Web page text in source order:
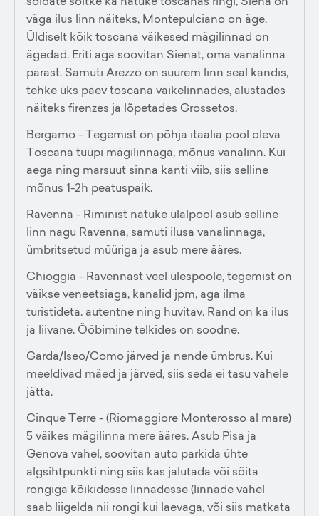
väga ilus linn näiteks, Montepulciano on äge.
Üldiselt kõik toscana väikesed mägilinnad on
ägedad. Eriti aga soovitan Sienat, oma vanalinna
pärast. Samuti Arezzo on suurem linn seal kandis,
tehke üks päev toscana väikelinnades, alustades
näiteks firenzes ja lõpetades Grossetos.
Bergamo - Tegemist on põhja itaalia pool oleva
Toscana tüüpi mägilinnaga, mõnus vanalinn. Kui
aega ning marsuut sinna kanti viib, siis selline
mõnus 1-2h peatuspaik.
Ravenna - Riminist natuke ülalpool asub selline
linn nagu Ravenna, samuti ilusa vanalinnaga,
ümbritsetud müüriga ja asub mere ääres.
Chioggia - Ravennast veel ülespoole, tegemist on
väikse veneetsiaga, kanalid jpm, aga ilma
turistideta. autentne ning huvitav. Rand on ka ilus
ja liivane. Ööbimine telkides on soodne.
Garda/Iseo/Como järved ja nende ümbrus. Kui
meeldivad mäed ja järved, siis seda ei tasu vahele
jätta.
Cinque Terre - (Riomaggiore Monterosso al mare)
5 väikes mägilinna mere ääres. Asub Pisa ja
Genova vahel, soovitan auto parkida ühte
algsihtpunkti ning siis kas jalutada või sõita
rongiga kõikidesse linnadesse (linnade vahel
saab liigelda nii rongi kui laevaga, või siis matkata